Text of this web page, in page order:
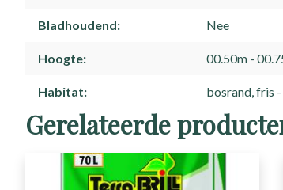
Bladhoudend Nee
Hoogte 00.50m -
Habitat bosrand, fris
Gerelateerde